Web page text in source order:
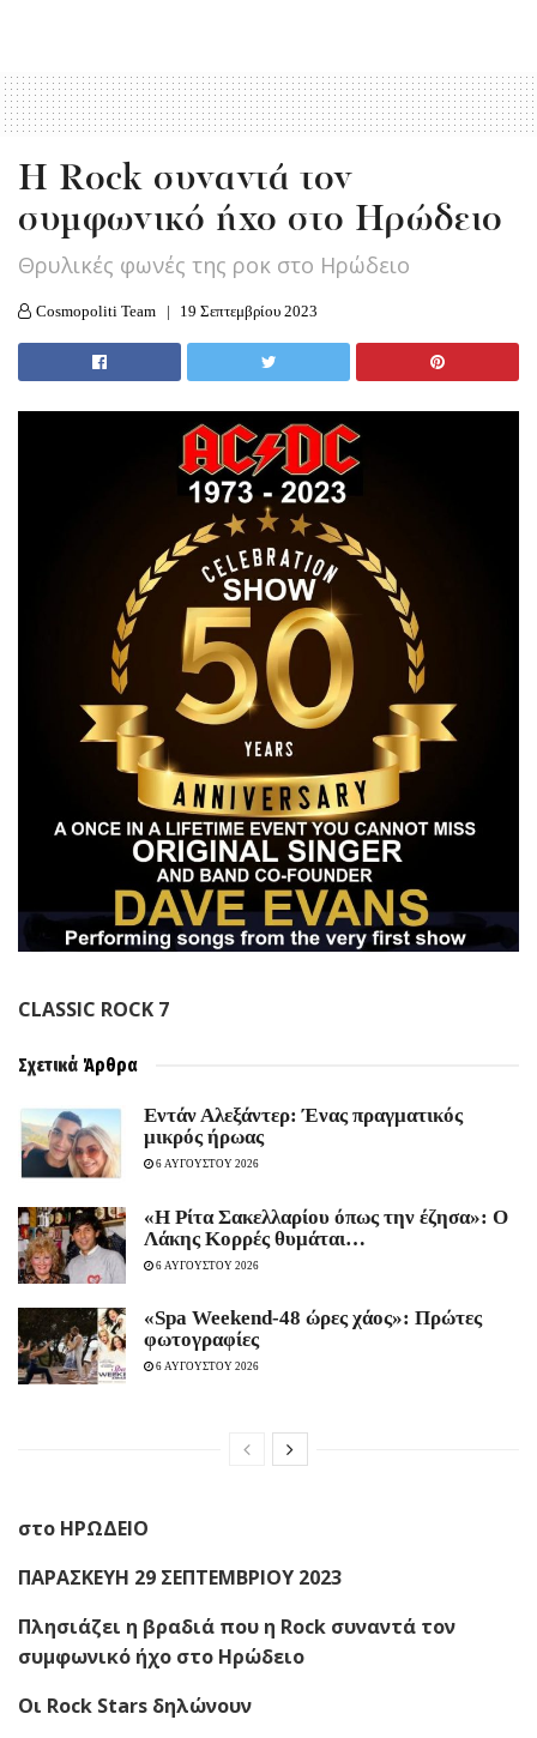
H Rock συναντά τον
συμφωνικό ήχο στο Ηρώδειο
Θρυλικές φωνές της ροκ στο Ηρώδειο
Cosmopoliti Team 19 Σεπτεμβρίου 2023
CLASSIC ROCK 7
Σχετικά Άρθρα
Εντάν Αλεξάντερ: Ένας πραγματικός
μικρός ήρωας
6 ΑΥΓΟΥΣΤΟΥ 2026
«Η Ρίτα Σακελλαρίου όπως την έζησα»: Ο
Λάκης Κορρές θυμάται…
6 ΑΥΓΟΥΣΤΟΥ 2026
«Spa Weekend-48 ώρες χάος»: Πρώτες
φωτογραφίες
6 ΑΥΓΟΥΣΤΟΥ 2026
στο ΗΡΩΔΕΙΟ
ΠΑΡΑΣΚΕΥΗ 29 ΣΕΠΤΕΜΒΡΙΟΥ 2023
Πλησιάζει η βραδιά που η Rock συναντά τον
συμφωνικό ήχο στο Ηρώδειο
Οι Rock Stars δηλώνουν